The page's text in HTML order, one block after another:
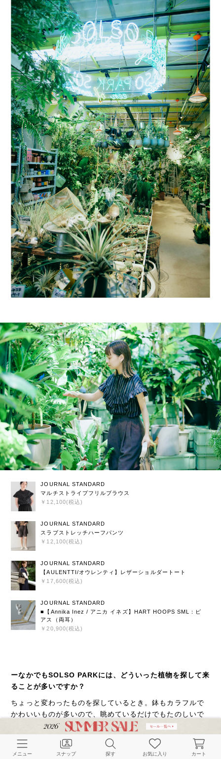
JOURNAL STANDARD
マルチストライプフリルブラウス
￥12,100(税込)
JOURNAL STANDARD
スラブストレッチハーフパンツ
￥12,100(税込)
JOURNAL STANDARD
【AULENTTI/オウレンティ】レザーショルダートート
￥17,600(税込)
JOURNAL STANDARD
■【Annika Inez / アニカ イネズ】HART HOOPS SML：ピ
アス（両耳）
￥20,900(税込)
ーなかでもSOLSO PARKには、どういった植物を探して来
ることが多いですか？
ちょっと変わったものを探しているとき。鉢もカラフルで
かわいいものが多いので、眺めているだけでもたのしいで
す。最近も、「ミルクブッシュ」という植物をここで買い
ました。
メニュー スナップ 探す お気に入り カート